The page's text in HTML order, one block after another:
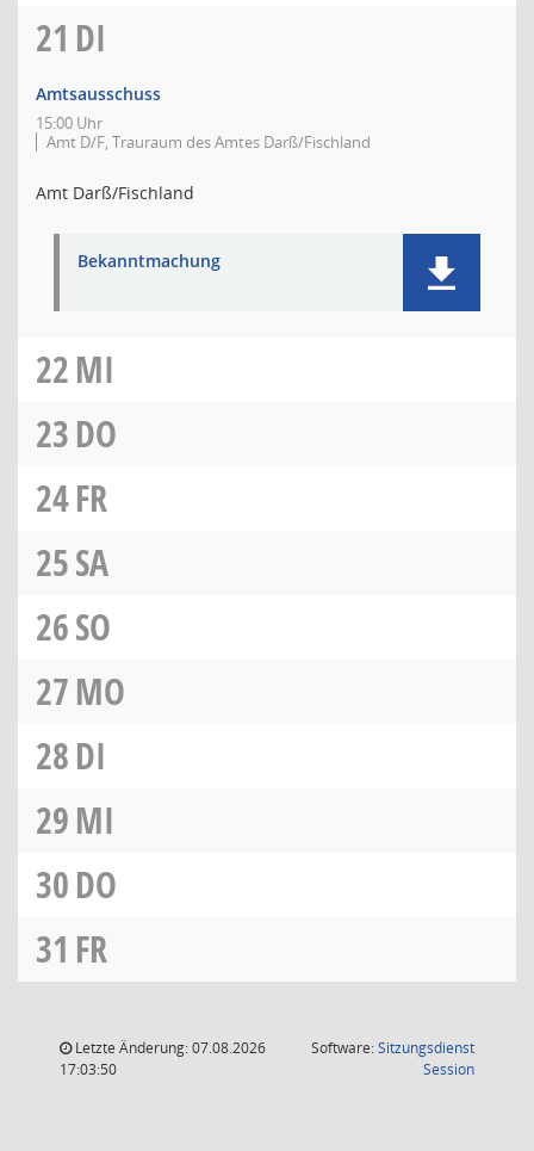
21 DI
Amtsausschuss
15:00 Uhr
Amt D/F, Trauraum des Amtes Darß/Fischland
Amt Darß/Fischland
Bekanntmachung
22MI
23DO
24FR
25SA
26SO
27MO
28DI
29MI
30DO
31 FR
Letzte Änderung: 07.08.2026
17:03:50
Software:Sitzungsdienst
Session(Wird in